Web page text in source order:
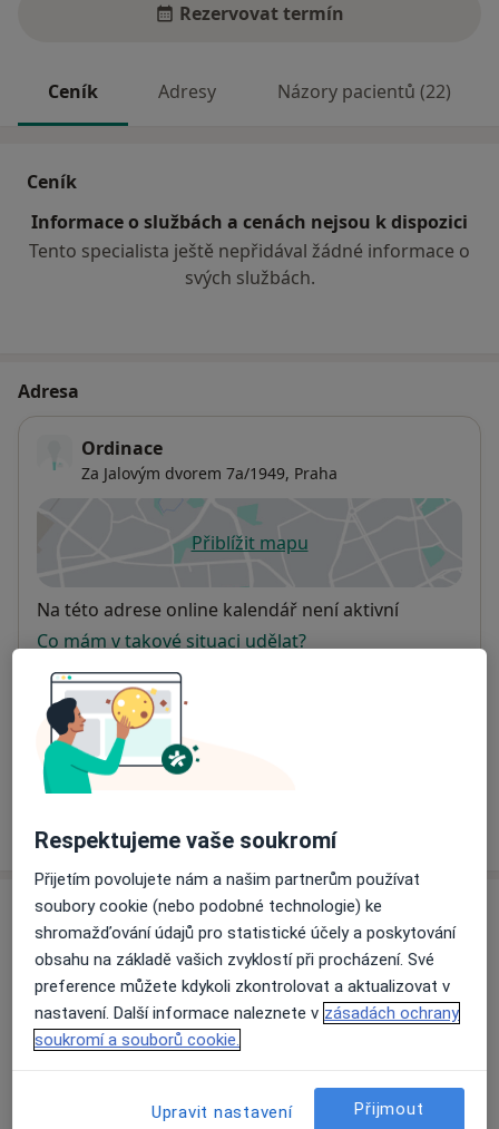
Rezervovat termín
Ceník Adresy Názory pacientů (22)
Ceník
Informace o službách a cenách nejsou k dispozici
Tento specialista ještě nepřidával žádné informace o
svých službách.
Adresa
Ordinace
Za Jalovým dvorem 7a/1949, Praha
Přiblížit mapuse otevře v nové záložce
Dostupnost
Na této adrese online kalendář není aktivní
Co mám v takové situaci udělat?
Způsoby platby (soukromé návštěvy)
Na teto adrese lékař přijímá pacienty na pojišťovnu
Detaily
o adrese
Názory
Přidejte svůj názor
Respektujeme vaše soukromí
Přijetím povolujete nám a našim partnerům používat
soubory cookie (nebo podobné technologie) ke
shromažďování údajů pro statistické účely a poskytování
obsahu na základě vašich zvyklostí při procházení. Své
preference můžete kdykoli zkontrolovat a aktualizovat v
nastavení. Další informace naleznete v zásadách ochrany
soukromí a souborů cookie.
Upravit nastavení Přijmout